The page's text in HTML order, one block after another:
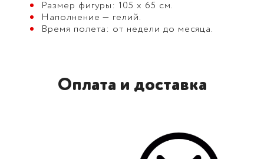
Размер фигуры: 105 х 65 см.
Наполнение — гелий.
Время полета: от недели до месяца.
Оплата и доставка